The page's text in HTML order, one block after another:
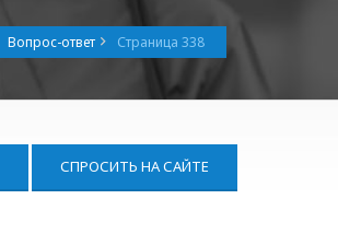
Вопрос-ответ Страница 338
СПРОСИТЬ НА САЙТЕ